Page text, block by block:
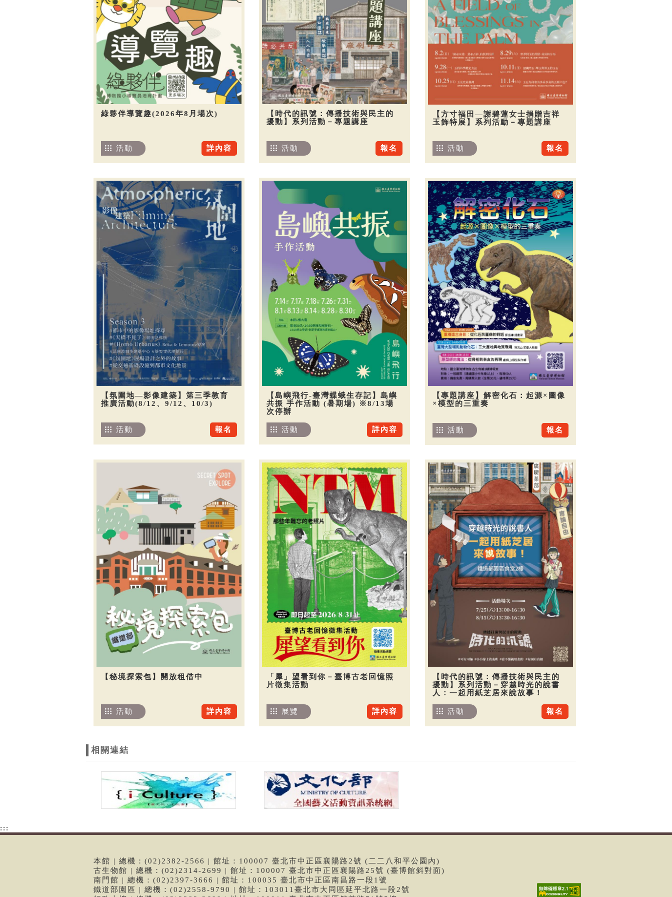
綠夥伴導覽趣(2026年8月場次)
詳內容
活動
【時代的訊號：傳播技術與民主的
擾動】系列活動－專題講座
報名
活動
【方寸福田—謝碧蓮女士捐贈吉祥
玉飾特展】系列活動－專題講座
報名
活動
【氛圍地—影像建築】第三季教育
推廣活動(8/12、9/12、10/3)
報名
活動
【島嶼飛行-臺灣蝶蛾生存記】島嶼
共振 手作活動 (暑期場) ※8/13場
次停辦
詳內容
活動
【專題講座】解密化石：起源×圖像
×模型的三重奏
報名
活動
【秘境探索包】開放租借中
詳內容
活動
「犀」望看到你－臺博古老回憶照
片徵集活動
詳內容
展覽
【時代的訊號：傳播技術與民主的
擾動】系列活動－穿越時光的說書
人：一起用紙芝居來說故事！
報名
活動
相關連結
:::
本館 | 總機：(02)2382-2566 | 館址：100007 臺北市中正區襄陽路2號 (二二八和平公園內)
古生物館 | 總機：(02)2314-2699 | 館址：100007 臺北市中正區襄陽路25號 (臺博館斜對面)
南門館 | 總機：(02)2397-3666 | 館址：100035 臺北市中正區南昌路一段1號
鐵道部園區 | 總機：(02)2558-9790 | 館址：103011臺北市大同區延平北路一段2號